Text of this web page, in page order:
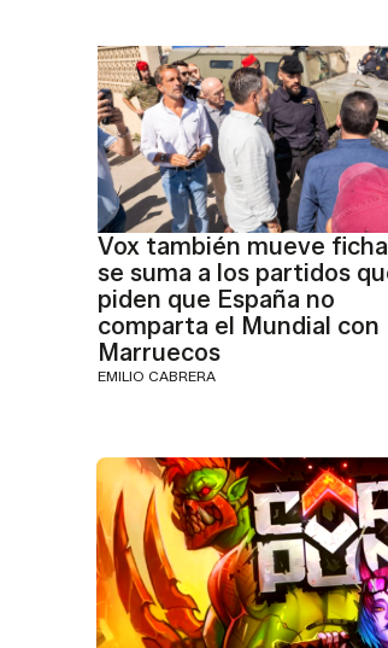
Vox también mueve
se suma a los partidos
piden que España no
comparta el Mundial con
Marruecos
EMILIO CABRERA